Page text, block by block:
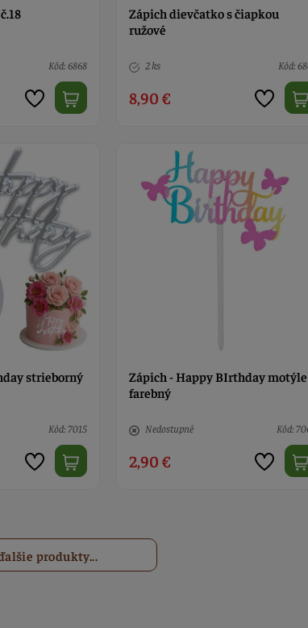
Kód: 6868
Zápich dievčatko s čiapkou
ružové
2 ks Kód:
8,90 €
strieborný
Kód: 7015
Zápich - Happy BIrthday motýle
farebný
Nedostupné Kód:
2,90 €
produkty...